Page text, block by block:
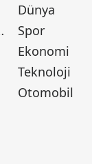
Dünya
Spor
Ekonomi
Teknoloji
Otomobil